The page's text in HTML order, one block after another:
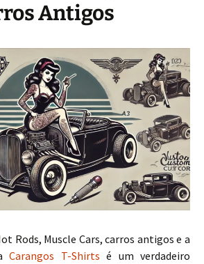
Antigos
Rods, Muscle Cars, carros antigos e a
Carangos T-Shirts é um verdadeiro